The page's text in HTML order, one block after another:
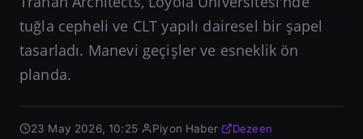
tuğla cepheli ve CLT yapılı dairesel bir şapel
tasarladı. Manevi geçişler ve esneklik ön
planda.
23 May 2026, 10:25· Piyon Haber· Dezeen